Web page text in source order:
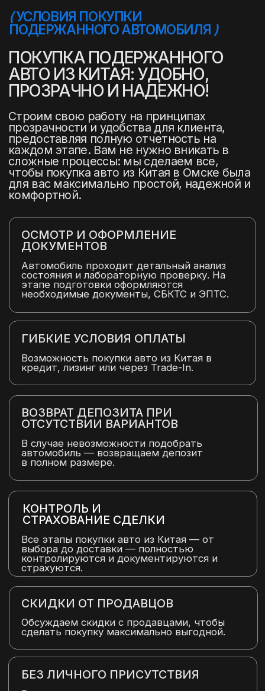
БОЛЕЕ 1500 МАРОК
АВТОМОБИЛЕЙ ИЗ КИТАЯ ОТ
КОМПАКТНЫХ ГОРОДСКИХ
АВТО ДО РОСКОШНЫХ
ВНЕДОРОЖНИКОВ
(БРЕНДЫ АВТОМОБИЛЕЙ)
Строим свою работу на принципах
прозрачности и удобства для клиента,
предоставляя полную отчетность на
каждом этапе. Вам не нужно вникать в
сложные процессы: мы сделаем все,
чтобы покупка авто была для вас
максимально простой, надежной и
комфортной.
ОСТАВЬТЕ ЗАЯВКУ НА
И МЫ ПОМОЖЕМ ПОДОБРАТЬ
ИДЕАЛЬНЫЙ АВТОМОБИЛЬ